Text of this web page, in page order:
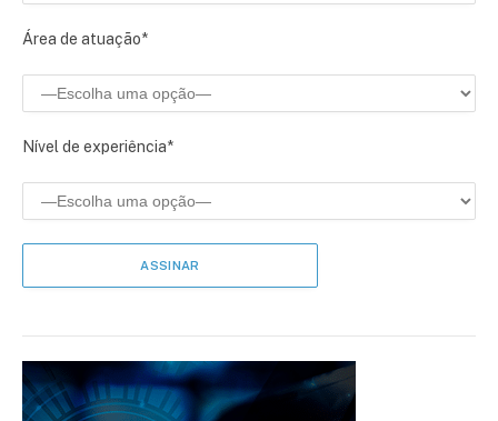
Área de atuação*
Nível de experiência*